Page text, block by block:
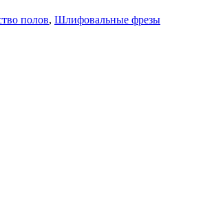
полов, Шлифовальные фрезы